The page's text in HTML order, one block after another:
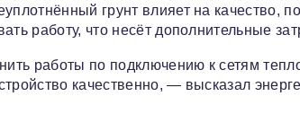
грунт влияет на качество,
работу, что несёт дополнительные
работы по подключению к сетям
качественно, — высказал